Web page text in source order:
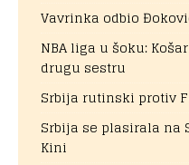
Vavrinka odbio
NBA liga u šoku:
drugu sestru
Srbija rutinski protiv
Srbija se plasirala na
Kini